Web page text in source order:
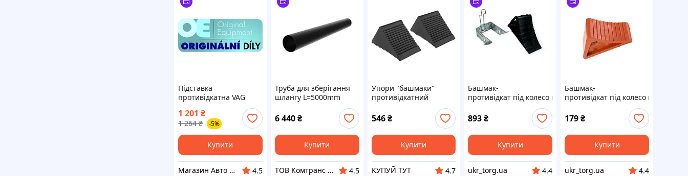
Підставка
противідкатна VAG
1 201 ₴
1 264 ₴ -5%
Купити
Магазин Авто Швидкість
4.5
Труба для зберігання
шлангу L=5000mm
6 440₴
Купити
ТОВ Комтранс Україна
4.5
Упори "башмаки"
противідкатний
130мм, ширина - 80мм,
висота - 65мм), к-т 2шт
F-TRF3301
546 ₴
Купити
КУПУЙ ТУТ
4.7
Башмак-
противідкат під колесо вантажний 310 мм з тримачем DK
893₴
Купити
ukr_torg.ua
4.4
Башмак-
противідкат під колесо
179₴
Купити
ukr_torg.ua
4.4